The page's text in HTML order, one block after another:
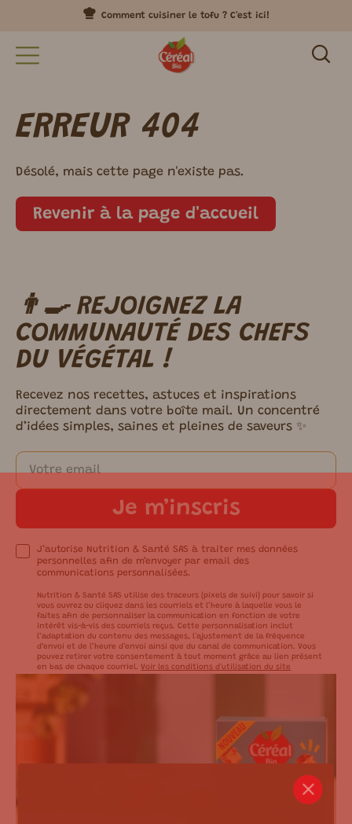
Comment cuisiner le tofu ? C'est ici!
ERREUR 404
Désolé, mais cette page n'existe pas.
Revenir à la page d'accueil
👨‍🍳 REJOIGNEZ LA
COMMUNAUTÉ DES CHEFS
DU VÉGÉTAL !
Recevez nos recettes, astuces et inspirations
directement dans votre boîte mail. Un concentré
d’idées simples, saines et pleines de saveurs ✨
ici.
Je m’inscris
J’autorise Nutrition & Santé SAS à traiter mes données
personnelles afin de m’envoyer par email des
communications personnalisées.
Nutrition & Santé SAS utilise des traceurs (pixels de suivi) pour savoir si
vous ouvrez ou cliquez dans les courriels et l’heure à laquelle vous le
faites afin de personnaliser la communication en fonction de votre
intérêt vis-à-vis des courriels reçus. Cette personnalisation inclut
l’adaptation du contenu des messages, l'ajustement de la fréquence
d’envoi et de l’heure d’envoi ainsi que du canal de communication. Vous
pouvez retirer votre consentement à tout moment grâce au lien présent
en bas de chaque courriel.Voir les conditions d'utilisation du site